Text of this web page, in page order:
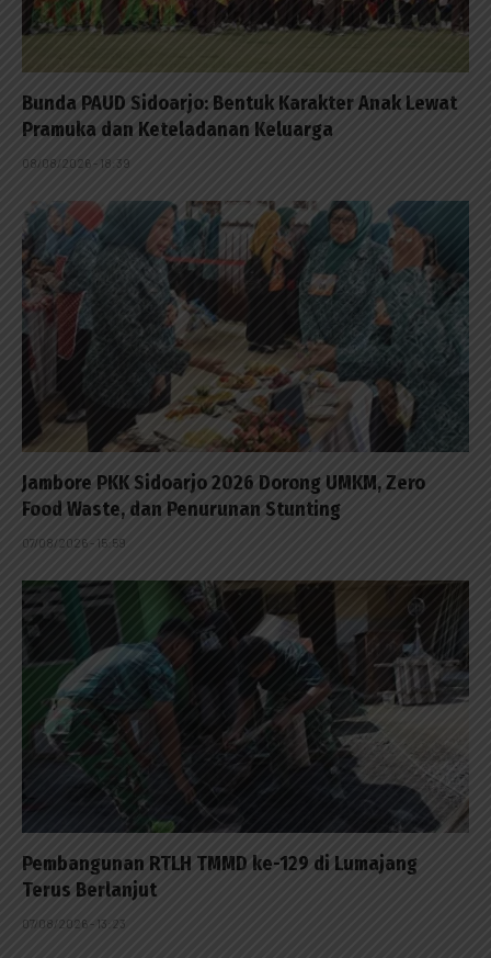
Bunda PAUD Sidoarjo: Bentuk Karakter Anak Lewat
Pramuka dan Keteladanan Keluarga
08/08/2026 - 18:39
Jambore PKK Sidoarjo 2026 Dorong UMKM, Zero
Food Waste, dan Penurunan Stunting
07/08/2026 - 15:59
Pembangunan RTLH TMMD ke-129 di Lumajang
Terus Berlanjut
07/08/2026 - 13:23